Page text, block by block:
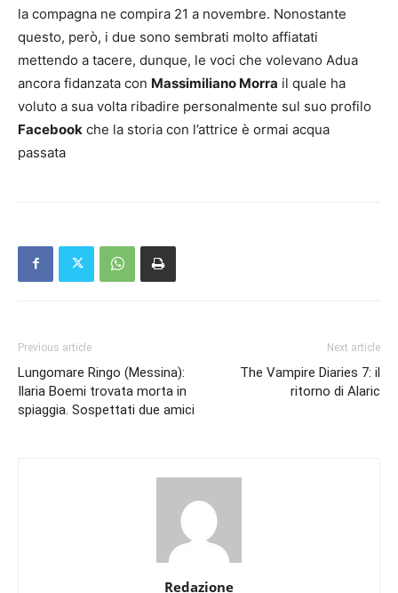
la compagna ne compira 21 a novembre. Nonostante
questo, però, i due sono sembrati molto affiatati
mettendo a tacere, dunque, le voci che volevano Adua
ancora fidanzata con Massimiliano Morra il quale ha
voluto a sua volta ribadire personalmente sul suo profilo
Facebook che la storia con l’attrice è ormai acqua
passata
Previous article
Lungomare Ringo (Messina):
Ilaria Boemi trovata morta in
spiaggia. Sospettati due amici
Next article
The Vampire Diaries 7: il
ritorno di Alaric
Redazione